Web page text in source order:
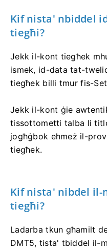
Kif nista' nbiddel
tiegħi?
Jekk il-kont tiegħek
ismek, id-data tat-
tiegħek billi tmur fis-
Jekk il-kont ġie
tissottometti talba li
jogħġbok ehmeż il-
tiegħek.
Kif nista' nibdel
tiegħi?
Ladarba tkun għamilt
DMT5, tista' tbiddel il-